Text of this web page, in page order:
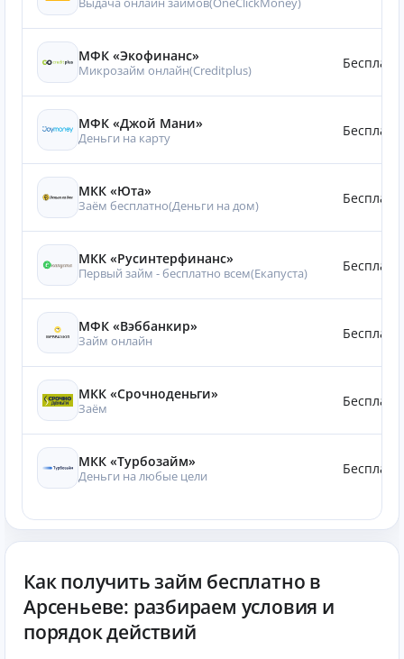
МФК «Экофинанс»
Микрозайм онлайн(Creditplus)
МФК «Джой Мани»
Деньги на карту
МКК «Юта»
Заём бесплатно(Деньги на дом)
МКК «Русинтерфинанс»
Первый займ - бесплатно всем(Eкапуста)
МФК «Вэббанкир»
Займ онлайн
МКК «Срочноденьги»
Заём
МКК «Турбозайм»
Деньги на любые цели
Как получить займ бесплатно в
Арсеньеве: разбираем условия и
порядок действий